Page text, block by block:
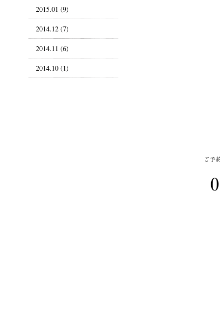
2015.01 (9)
2014.12 (7)
2014.11 (6)
2014.10 (1)